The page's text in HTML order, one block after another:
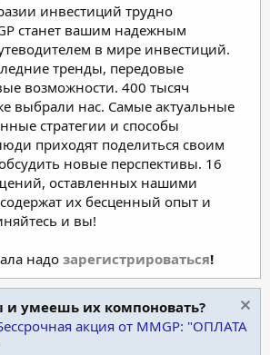
инвестиций трудно
станет вашим надежным
в мире инвестиций.
тренды, передовые
возможности. 400 тысяч
выбрали нас. Самые актуальные
стратегии и способы
приходят поделиться своим
новые перспективы. 16
оставленных нашими
их бесценный опыт и
и вы!
надо зарегистрироваться!
и умеешь их компоновать?
акция от MMGP: "ОПЛАТА